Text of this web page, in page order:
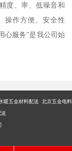
度、率、低噪音和
操作方便、安全性
心服务”是我公司始
暖五金材料配送 北京五金电料
送